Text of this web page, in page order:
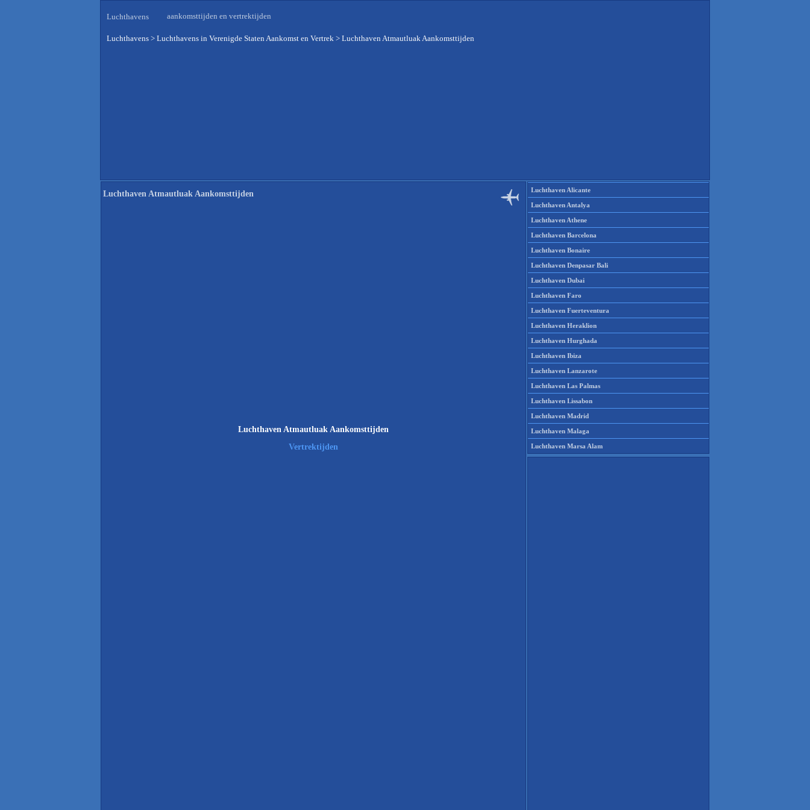
Luchthavens aankomsttijden en vertrektijden
Luchthavens > Luchthavens in Verenigde Staten Aankomst en Vertrek > Luchthaven Atmautluak Aankomsttijden
Luchthaven Atmautluak Aankomsttijden
Luchthaven Atmautluak Aankomsttijden
Vertrektijden
Luchthaven Alicante
Luchthaven Antalya
Luchthaven Athene
Luchthaven Barcelona
Luchthaven Bonaire
Luchthaven Denpasar Bali
Luchthaven Dubai
Luchthaven Faro
Luchthaven Fuerteventura
Luchthaven Heraklion
Luchthaven Hurghada
Luchthaven Ibiza
Luchthaven Lanzarote
Luchthaven Las Palmas
Luchthaven Lissabon
Luchthaven Madrid
Luchthaven Malaga
Luchthaven Marsa Alam